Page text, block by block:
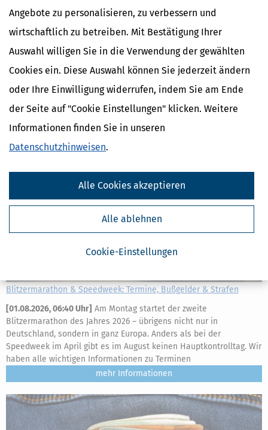
Angebote zu personalisieren, zu verbessern und
wirtschaftlich zu betreiben. Mit Bestätigung Ihrer
Auswahl willigen Sie in die Verwendung der gewählten
Cookies ein. Diese Auswahl können Sie jederzeit ändern
oder Ihre Einwilligung widerrufen, indem Sie am Ende
der Seite auf "Cookie Einstellungen" klicken. Weitere
Informationen finden Sie in unseren
Datenschutzhinweisen.
Cookie-Einstellungen
Alle ablehnen
Alle Cookies akzeptieren
Verwandte Lexikon-Begriffe
Abgeltungsteuer
Aktienfonds
Aktien
Anleihen
Bonität
Weitere News zum Thema
Blitzermarathon & Speedweek: Termine, Bußgelder & Strafen
[01.08.2026, 06:40 Uhr] Am Montag startet der zweite
Blitzermarathon des Jahres 2026 – übrigens nicht nur in
Deutschland, sondern in ganz Europa. Anders als bei der
Speedweek im April gibt es im August keinen Hauptkontrolltag. Wir
haben alle wichtigen Informationen zu Terminen
mehr